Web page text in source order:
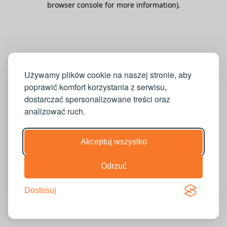
Używamy plików cookie na naszej stronie, aby
poprawić komfort korzystania z serwisu,
dostarczać spersonalizowane treści oraz
analizować ruch.
Akceptuj wszystko
Odrzuć
Dostosuj
browser console for more information).